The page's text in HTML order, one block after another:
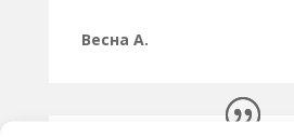
Весна А.